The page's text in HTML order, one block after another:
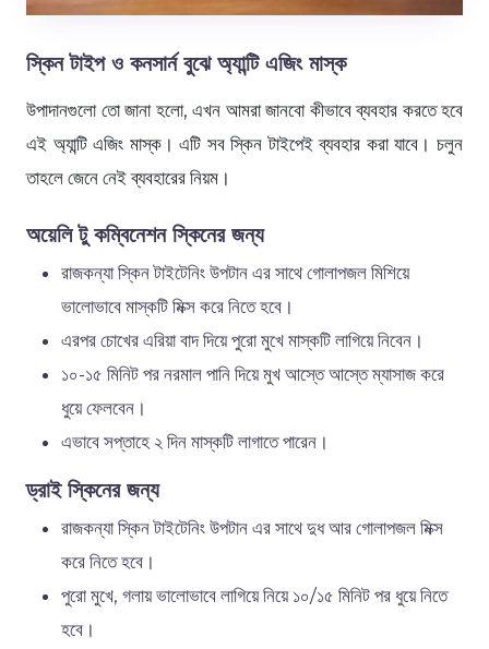
স্কিন টাইপ ও কনসার্ন বুঝে অ্যান্টি এজিং মাস্ক
উপাদানগুলো তো জানা হলো, এখন আমরা জানবো কীভাবে ব্যবহার করতে হবে
এই অ্যান্টি এজিং মাস্ক। এটি সব স্কিন টাইপেই ব্যবহার করা যাবে। চলুন
তাহলে জেনে নেই ব্যবহারের নিয়ম।
অয়েলি টু কম্বিনেশন স্কিনের জন্য
রাজকন্যা স্কিন টাইটেনিং উপটান এর সাথে গোলাপজল মিশিয়ে
ভালোভাবে মাস্কটি মিক্স করে নিতে হবে।
এরপর চোখের এরিয়া বাদ দিয়ে পুরো মুখে মাস্কটি লাগিয়ে নিবেন।
১০-১৫ মিনিট পর নরমাল পানি দিয়ে মুখ আস্তে আস্তে ম্যাসাজ করে
ধুয়ে ফেলবেন।
এভাবে সপ্তাহে ২ দিন মাস্কটি লাগাতে পারেন।
ড্রাই স্কিনের জন্য
রাজকন্যা স্কিন টাইটেনিং উপটান এর সাথে দুধ আর গোলাপজল মিক্স
করে নিতে হবে।
পুরো মুখে, গলায় ভালোভাবে লাগিয়ে নিয়ে ১০/১৫ মিনিট পর ধুয়ে নিতে
হবে।